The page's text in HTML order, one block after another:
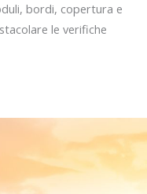
bordi, copertura e
le verifiche